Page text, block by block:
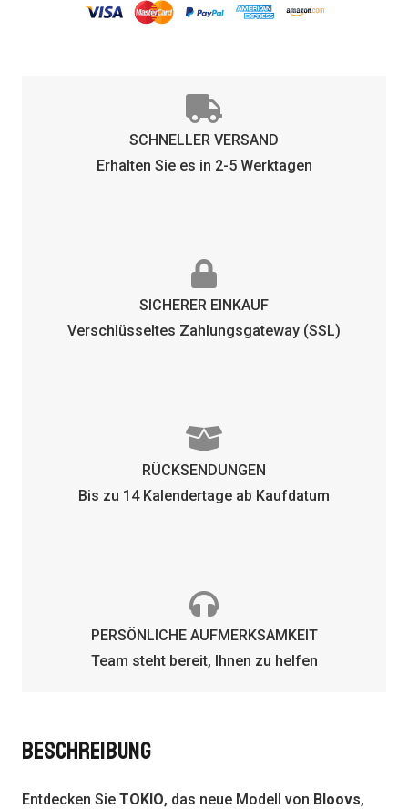
SCHNELLER VERSAND
Erhalten Sie es in 2-5 Werktagen
SICHERER EINKAUF
Verschlüsseltes Zahlungsgateway (SSL)
RÜCKSENDUNGEN
Bis zu 14 Kalendertage ab Kaufdatum
PERSÖNLICHE AUFMERKSAMKEIT
Team steht bereit, Ihnen zu helfen
BESCHREIBUNG
Entdecken Sie TOKIO, das neue Modell von Bloovs,